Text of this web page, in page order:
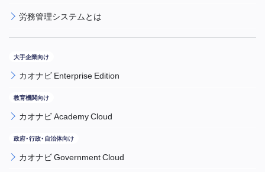
労務管理システムとは
カオナビ Enterprise Edition
カオナビ Academy Cloud
カオナビ Government Cloud